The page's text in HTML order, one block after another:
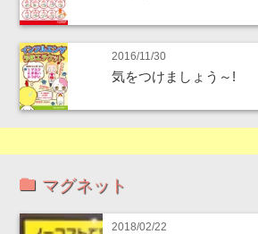
2016/11/30
気をつけましょう～!
マグネット
2018/02/22